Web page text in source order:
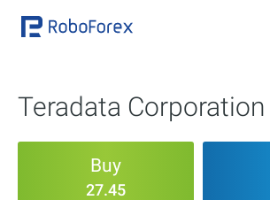
Teradata Corporation
Buy
27.45